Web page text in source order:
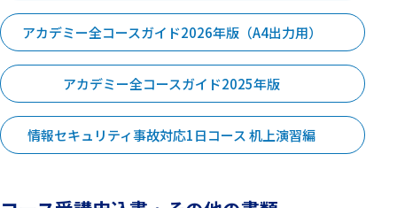
アカデミー全コースガイド2026年版（A4出力用）
アカデミー全コースガイド2025年版
情報セキュリティ事故対応1日コース 机上演習編